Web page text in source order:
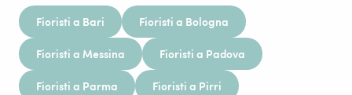
Fioristi a Bari Fioristi a Bologna
Fioristi a Messina Fioristi a Padova
Fioristi a Parma Fioristi a Pirri